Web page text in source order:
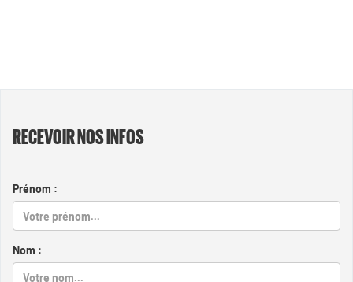
RECEVOIR NOS INFOS
Prénom :
Nom :